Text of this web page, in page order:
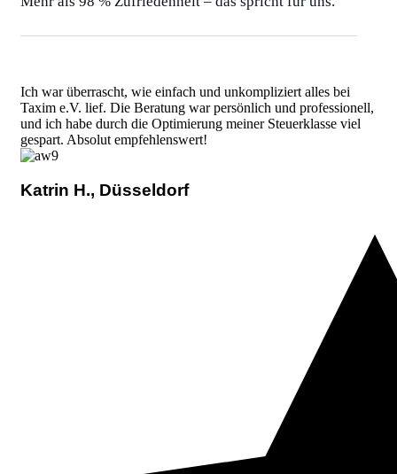
Ich war überrascht, wie einfach und unkompliziert alles bei
Taxim e.V. lief. Die Beratung war persönlich und professionell,
und ich habe durch die Optimierung meiner Steuerklasse viel
gespart. Absolut empfehlenswert!
Katrin H., Düsseldorf